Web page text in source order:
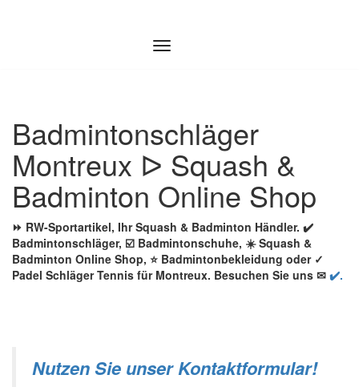
Badmintonschläger
Montreux ᐅ Squash &
Badminton Online Shop
⏩ RW-Sportartikel, Ihr Squash & Badminton Händler. ✔️
Badmintonschläger, ☑️ Badmintonschuhe, ☀️ Squash &
Badminton Online Shop, ⭐ Badmintonbekleidung oder ✓
Padel Schläger Tennis für Montreux. Besuchen Sie uns ✉ ✔️.
Nutzen Sie unser Kontaktformular!